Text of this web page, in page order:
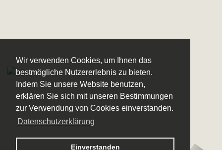
Wir verwenden Cookies, um Ihnen das
bestmögliche Nutzererlebnis zu bieten.
Indem Sie unsere Website benutzen,
erklären Sie sich mit unseren Bestimmungen
zur Verwendung von Cookies einverstanden.
Datenschutzerklärung
Einverstanden
Logo – Sächsische Bläserphilharmonie